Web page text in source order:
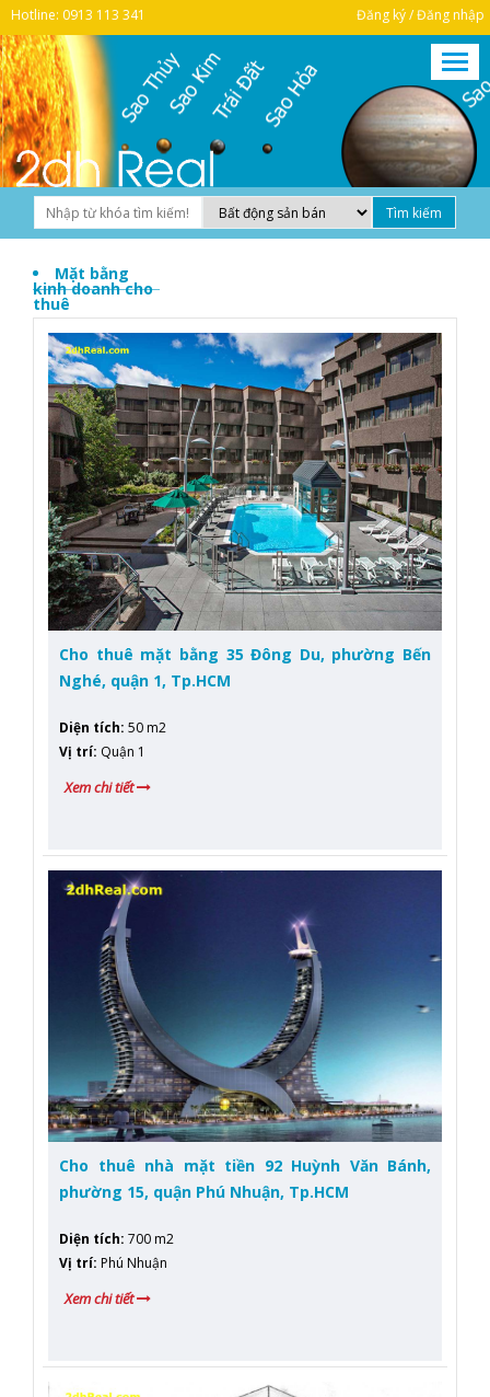
Hotline: 0913 113 341 Đăng ký / Đăng nhập
Mặt bằng
kinh doanh cho
thuê
Cho thuê mặt bằng 35 Đông Du, phường Bến
Nghé, quận 1, Tp.HCM
Diện tích: 50 m2
Vị trí: Quận 1
Xem chi tiết
Cho thuê nhà mặt tiền 92 Huỳnh Văn Bánh,
phường 15, quận Phú Nhuận, Tp.HCM
Diện tích: 700 m2
Vị trí: Phú Nhuận
Xem chi tiết